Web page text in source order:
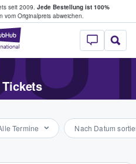
seit 2009. Jede Bestellung ist 100%
vom Originalpreis abweichen.
StubHub - Wo
Termine Nach Datum